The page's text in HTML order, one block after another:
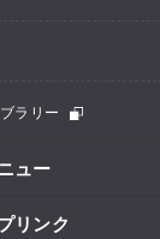
ラリー
ュー
リンク